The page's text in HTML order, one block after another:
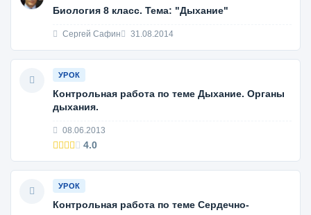
Биология 8 класс. Тема: "Дыхание"
Сергей Сафин 31.08.2014
УРОК
Контрольная работа по теме Дыхание. Органы
дыхания.
08.06.2013
4.0
УРОК
Контрольная работа по теме Сердечно-